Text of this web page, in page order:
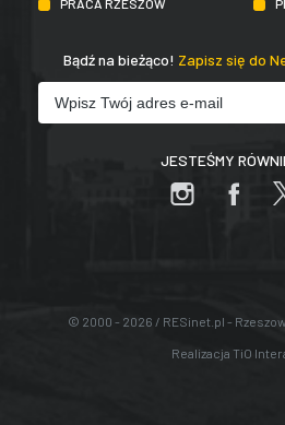
PRACA RZESZÓW
Bądź na bieżąco! Zapisz się do
JESTEŚMY
© 2000 - 2026 / RESinet.pl -
Realizacja TiO